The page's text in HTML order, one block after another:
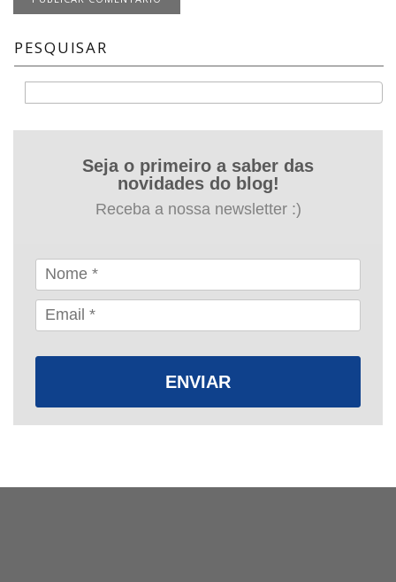
PESQUISAR
Seja o primeiro a saber das
novidades do blog!
Receba a nossa newsletter :)
ENVIAR